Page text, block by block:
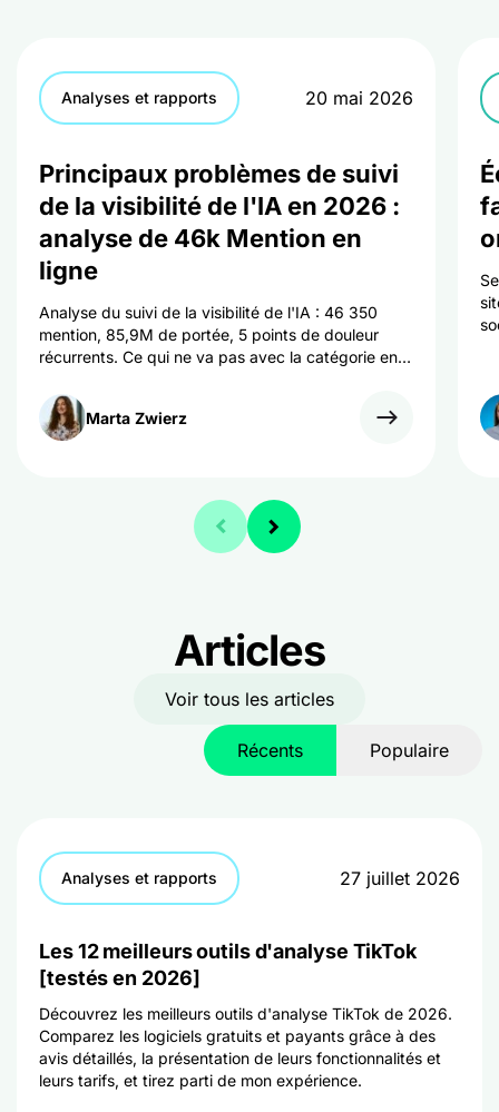
Analyses et rapports 20 mai 2026
Principaux problèmes de suivi
de la visibilité de l'IA en 2026 :
analyse de 46k Mention en
ligne
Analyse du suivi de la visibilité de l'IA : 46 350
mention, 85,9M de portée, 5 points de douleur
récurrents. Ce qui ne va pas avec la catégorie en
peuvent faire pour y remédier.
Marta Zwierz
Articles
Voir tous les articles
Récents Populaire
Analyses et rapports 27 juillet 2026
Les 12 meilleurs outils d'analyse TikTok
[testés en 2026]
Découvrez les meilleurs outils d'analyse TikTok de 2026.
Comparez les logiciels gratuits et payants grâce à des
avis détaillés, la présentation de leurs fonctionnalités et
leurs tarifs, et tirez parti de mon expérience.